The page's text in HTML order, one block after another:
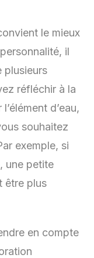
le mieux
il
plusieurs
réfléchir à la
d’eau,
souhaitez
exemple, si
une petite
être plus
en compte